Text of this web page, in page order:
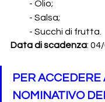
- Olio;
- Salsa;
- Succhi di frutta.
Data di scadenza:
PER ACCEDERE
NOMINATIVO